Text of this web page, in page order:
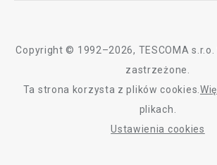
Graficzne oznaczenie produktów
Polityka prywatności
Copyright © 1992–2026, TESCOMA
zastrzeżone.
Ta strona korzysta z plików cookies.
plikach.
Ustawienia cookies